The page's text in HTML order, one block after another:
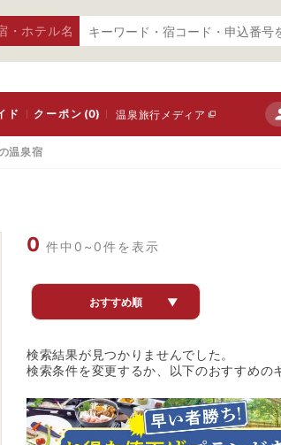
・ホテル名
ド クーポン(0) 温泉旅行メディア
温泉宿
0 件中0~0件を表示
おすすめ順 ▼
検索結果が見つかりませんでした。
検索条件を変更するか、以下のおすすめ